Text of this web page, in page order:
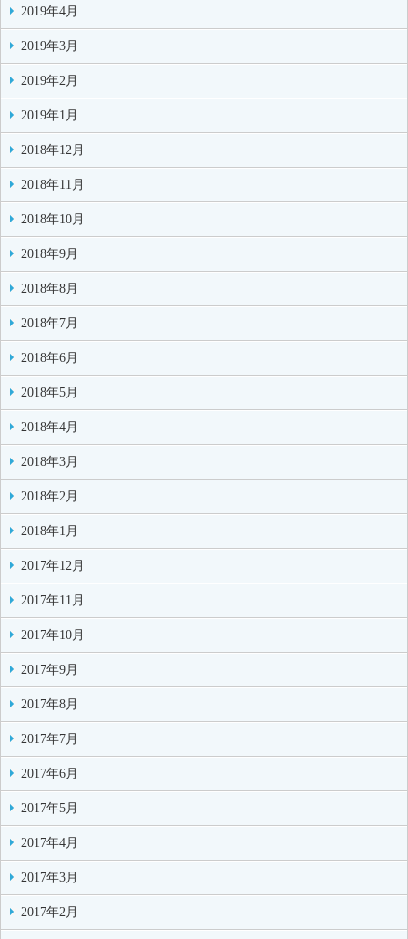
2019年4月
2019年3月
2019年2月
2019年1月
2018年12月
2018年11月
2018年10月
2018年9月
2018年8月
2018年7月
2018年6月
2018年5月
2018年4月
2018年3月
2018年2月
2018年1月
2017年12月
2017年11月
2017年10月
2017年9月
2017年8月
2017年7月
2017年6月
2017年5月
2017年4月
2017年3月
2017年2月